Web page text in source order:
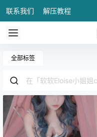
联系我们 解压教程
全部标签